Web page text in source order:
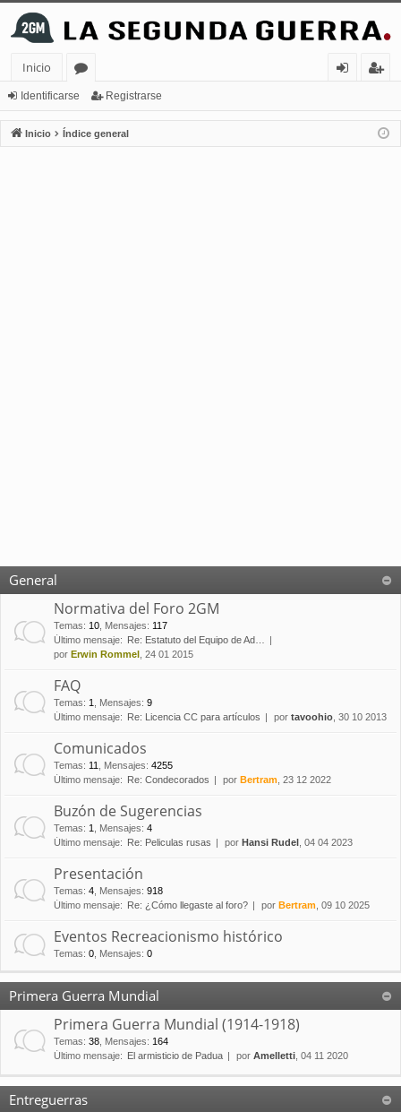
Inicio
or
os
nt
ifi
ist
ra
Identificarse Registrarse
Inicio Índice general
General
Normativa del Foro 2GM
Temas: 10 Mensajes: 117
Último mensaje:
Re: Estatuto del Equipo de Ad…
por Erwin Rommel , 24 01 2015
FAQ
Temas: 1 Mensajes: 9
Último mensaje:
Re: Licencia CC para artículos por tavoohio , 30 10 2013
Comunicados
Temas: 11 Mensajes: 4255
Último mensaje:
Re: Condecorados por Bertram , 23 12 2022
Buzón de Sugerencias
Temas: 1 Mensajes: 4
Último mensaje:
Re: Peliculas rusas por Hansi Rudel , 04 04 2023
Presentación
Temas: 4 Mensajes: 918
Último mensaje:
Re: ¿Cómo llegaste al foro? por Bertram , 09 10 2025
Eventos Recreacionismo histórico
Temas: 0 Mensajes: 0
Primera Guerra Mundial
Primera Guerra Mundial (1914-1918)
Temas: 38 Mensajes: 164
Último mensaje:
El armisticio de Padua por Amelletti , 04 11 2020
Entreguerras